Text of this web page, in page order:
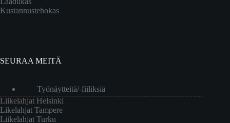
Kustannustehokas
SEURAA MEITÄ
Työnäytteitä/-fiiliksiä
Liikelahjat Helsinki
Likelahjat Tampere
Liikelahjat Turku